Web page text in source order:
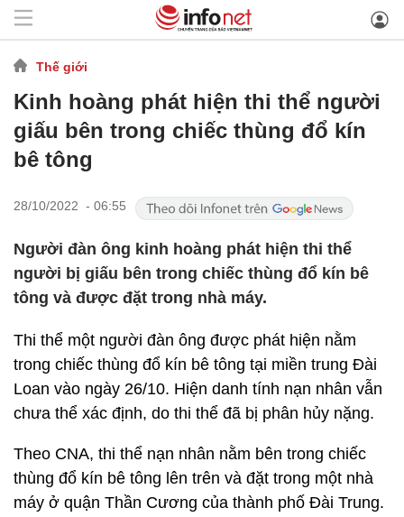
Thế giới
Kinh hoàng phát hiện thi thể người
giấu bên trong chiếc thùng đổ kín
bê tông
28/10/2022 - 06:55
Người đàn ông kinh hoàng phát hiện thi thể
người bị giấu bên trong chiếc thùng đổ kín bê
tông và được đặt trong nhà máy.
Thi thể một người đàn ông được phát hiện nằm
trong chiếc thùng đổ kín bê tông tại miền trung Đài
Loan vào ngày 26/10. Hiện danh tính nạn nhân vẫn
chưa thể xác định, do thi thể đã bị phân hủy nặng.
Theo CNA, thi thể nạn nhân nằm bên trong chiếc
thùng đổ kín bê tông lên trên và đặt trong một nhà
máy ở quận Thần Cương của thành phố Đài Trung.